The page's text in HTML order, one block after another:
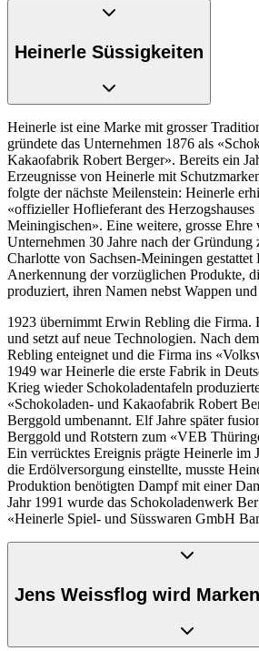
Heinerle Süssigkeiten
Heinerle ist eine Marke mit grosser
gründete das Unternehmen 1876 als
Kakaofabrik Robert Berger». Bereits ein
Erzeugnisse von Heinerle mit
folgte der nächste Meilenstein: Heinerle
«offizieller Hoflieferant des Herzogshauses
Meiningischen». Eine weitere, grosse Ehre
Unternehmen 30 Jahre nach der Gründung
Charlotte von Sachsen-Meiningen gestattet
Anerkennung der vorzüglichen Produkte,
produziert, ihren Namen nebst Wappen
1923 übernimmt Erwin Rebling die Firma.
und setzt auf neue Technologien. Nach
Rebling enteignet und die Firma ins
1949 war Heinerle die erste Fabrik in
Krieg wieder Schokoladentafeln
«Schokoladen- und Kakaofabrik Robert
Berggold umbenannt. Elf Jahre später
Berggold und Rotstern zum «VEB
Ein verrücktes Ereignis prägte Heinerle im
die Erdölversorgung einstellte, musste
Produktion benötigten Dampf mit einer
Jahr 1991 wurde das Schokoladenwerk
«Heinerle Spiel- und Süsswaren GmbH
Jens Weissflog wird